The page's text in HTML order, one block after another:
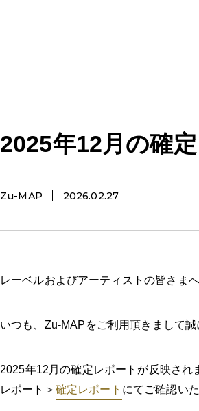
2025年12月の確
Zu-MAP 2026.02.27
レーベルおよびアーティストの皆さまへ
いつも、Zu-MAPをご利用頂きまして誠
2025年12月の確定レポートが反映され
レポート＞ 確定レポート にてご確認い